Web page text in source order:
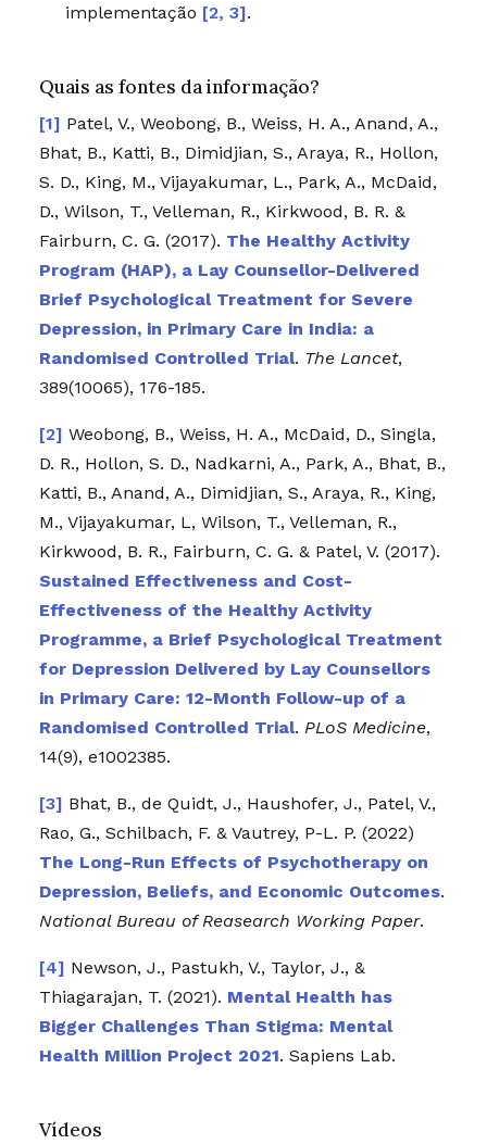
implementação [2, 3].
Quais as fontes da informação?
Patel, V., Weobong, B., Weiss, H. A., Anand, A.,
Bhat, B., Katti, B., Dimidjian, S., Araya, R., Hollon,
S. D., King, M., Vijayakumar, L., Park, A., McDaid,
D., Wilson, T., Velleman, R., Kirkwood, B. R. &
Fairburn, C. G. (2017). The Healthy Activity
Program (HAP), a Lay Counsellor-Delivered
Brief Psychological Treatment for Severe
Depression, in Primary Care in India: a
Randomised Controlled Trial. The Lancet,
389(10065), 176-185.
Weobong, B., Weiss, H. A., McDaid, D., Singla,
D. R., Hollon, S. D., Nadkarni, A., Park, A., Bhat, B.,
Katti, B., Anand, A., Dimidjian, S., Araya, R., King,
M., Vijayakumar, L, Wilson, T., Velleman, R.,
Kirkwood, B. R., Fairburn, C. G. & Patel, V. (2017).
Sustained Effectiveness and Cost-
Effectiveness of the Healthy Activity
Programme, a Brief Psychological Treatment
for Depression Delivered by Lay Counsellors
in Primary Care: 12-Month Follow-up of a
Randomised Controlled Trial. PLoS Medicine,
14(9), e1002385.
Bhat, B., de Quidt, J., Haushofer, J., Patel, V.,
Rao, G., Schilbach, F. & Vautrey, P-L. P. (2022)
The Long-Run Effects of Psychotherapy on
Depression, Beliefs, and Economic Outcomes.
National Bureau of Reasearch Working Paper.
Newson, J., Pastukh, V., Taylor, J., &
Thiagarajan, T. (2021). Mental Health has
Bigger Challenges Than Stigma: Mental
Health Million Project 2021. Sapiens Lab.
Vídeos